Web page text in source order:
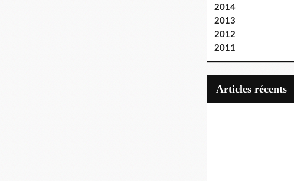
2014
2013
2012
2011
articles récents